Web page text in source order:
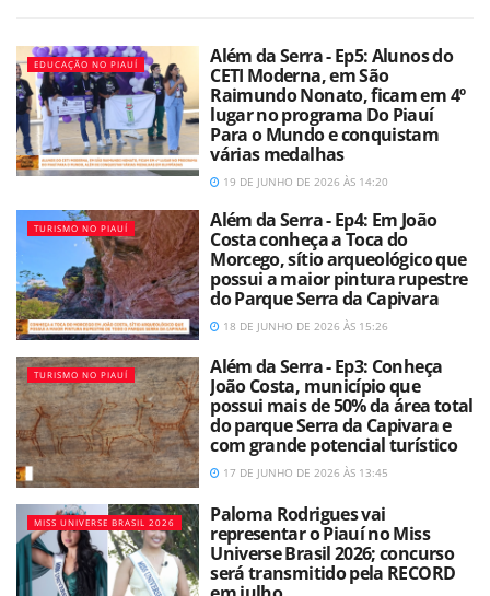
EDUCAÇÃO NO PIAUÍ
Além da Serra - Ep5: Alunos do
CETI Moderna, em São
Raimundo Nonato, ficam em 4º
lugar no programa Do Piauí
Para o Mundo e conquistam
várias medalhas
19 DE JUNHO DE 2026 ÀS 14:20
TURISMO NO PIAUÍ
Além da Serra - Ep4: Em João
Costa conheça a Toca do
Morcego, sítio arqueológico que
possui a maior pintura rupestre
do Parque Serra da Capivara
18 DE JUNHO DE 2026 ÀS 15:26
TURISMO NO PIAUÍ
Além da Serra - Ep3: Conheça
João Costa, município que
possui mais de 50% da área total
do parque Serra da Capivara e
com grande potencial turístico
17 DE JUNHO DE 2026 ÀS 13:45
MISS UNIVERSE BRASIL 2026
Paloma Rodrigues vai
representar o Piauí no Miss
Universe Brasil 2026; concurso
será transmitido pela RECORD